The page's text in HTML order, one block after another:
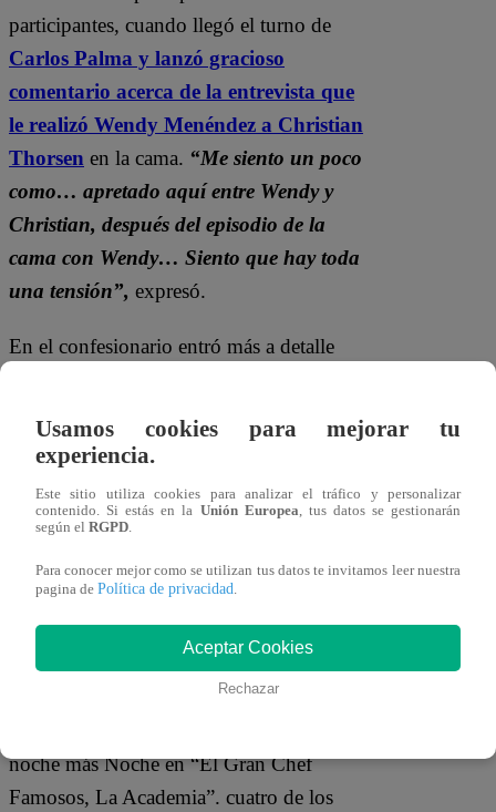
participantes, cuando llegó el turno de
Carlos Palma y lanzó gracioso
comentario acerca de la entrevista que
le realizó Wendy Menéndez a Christian
Thorsen en la cama. “Me siento un poco
como… apretado aquí entre Wendy y
Christian, después del episodio de la
cama con Wendy… Siento que hay toda
una tensión”, expresó.
En el confesionario entró más a detalle
“Palta, causa. Sáquenme de
noche más Noche en “El Gran Chef
Famosos, La Academia”. cuatro de los
Usamos cookies para mejorar tu
experiencia.
Este sitio utiliza cookies para analizar el tráfico y personalizar
contenido. Si estás en la Unión Europea, tus datos se gestionarán
según el RGPD.
Para conocer mejor como se utilizan tus datos te invitamos leer nuestra
pagina de Política de privacidad.
Aceptar Cookies
Rechazar